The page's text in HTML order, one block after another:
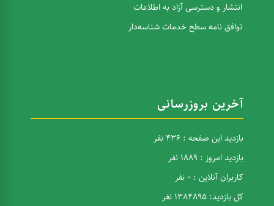
انتشار و دسترسی آزاد به اطلاعات
توافق نامه سطح خدمات شناسه‌دار
آخرین بروزرسانی
بازدید این صفحه : 436 نفر
بازدید امروز : 1889 نفر
کاربران آنلاین : 0 نفر
کل بازدید: 1384895 نفر